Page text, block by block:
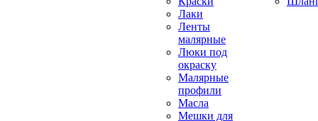
Лаки
Ленты
малярные
Люки под
окраску
Малярные
профили
Масла
Мешки для